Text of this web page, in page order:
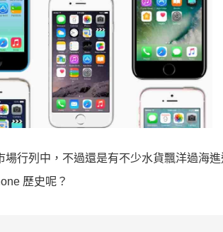
行列中，不過還是有不少水貨飄洋過海
歷史呢？